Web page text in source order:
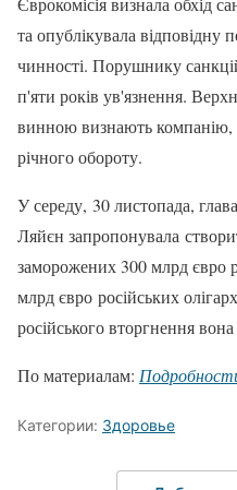
та опублікувала відповідну
чинності. Порушнику
п'яти років ув'язнення.
винною визнають компанію,
річного обороту.
У середу, 30 листопада,
Ляйєн запропонувала
заморожених 300 млрд євро
млрд євро російських
російського вторгнення
По материалам:
Категории: Здоровье